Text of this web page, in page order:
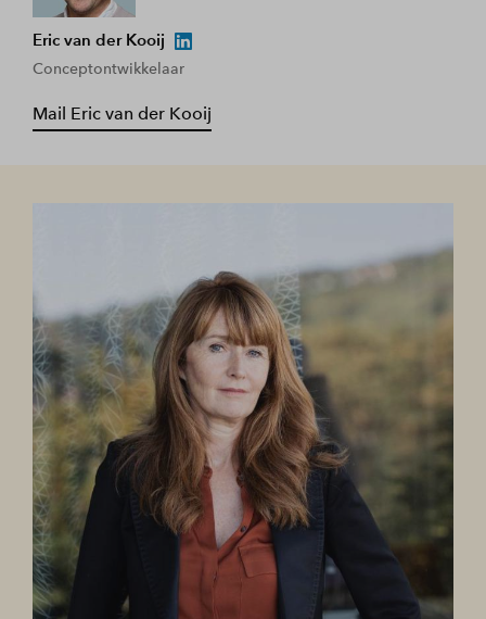
Eric van der Kooij
Conceptontwikkelaar
Mail Eric van der Kooij